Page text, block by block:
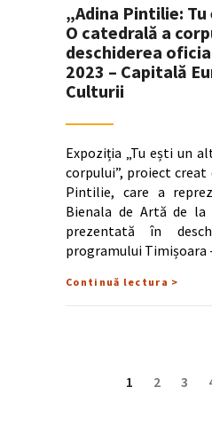
„Adina Pintilie:
O catedrală a
deschiderea
2023 – Capitală
Culturii
Expoziția „Tu ești un
corpului”, proiect creat
Pintilie, care a
Bienala de Artă de la
prezentată în
programului Timișoara
Continuă lectura >
1 2 3